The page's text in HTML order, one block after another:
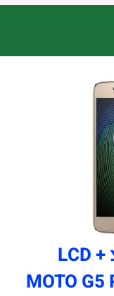
החלפת מסך טא'צ + LCD